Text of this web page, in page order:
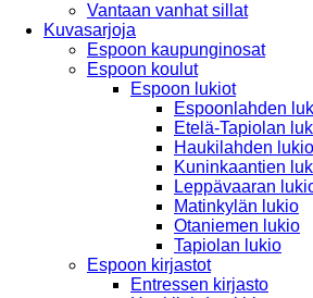
Vantaan vanhat sillat
Kuvasarjoja
Espoon kaupunginosat
Espoon koulut
Espoon lukiot
Espoonlahden
Etelä-Tapiolan
Haukilahden lukio
Kuninkaantien
Leppävaaran
Matinkylän lukio
Otaniemen lukio
Tapiolan lukio
Espoon kirjastot
Entressen kirjasto